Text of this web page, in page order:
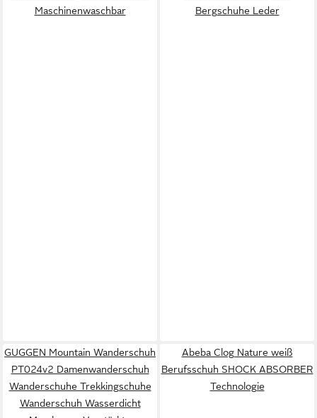
Maschinenwaschbar
Bergschuhe Leder
GUGGEN Mountain Wanderschuh
PT024v2 Damenwanderschuh
Wanderschuhe Trekkingschuhe
Wanderschuh Wasserdicht
Abeba Clog Nature weiß
Berufsschuh SHOCK ABSORBER
Technologie